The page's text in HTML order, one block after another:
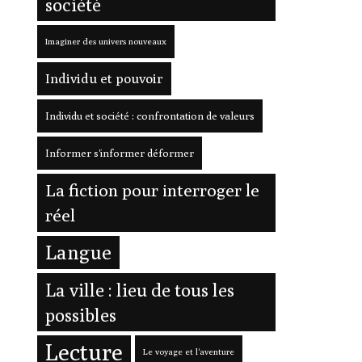
société
Imaginer des univers nouveaux
Individu et pouvoir
Individu et société : confrontation de valeurs
Informer s'informer déformer
La fiction pour interroger le
réel
Langue
La ville : lieu de tous les
possibles
Lecture Le voyage et l'aventure